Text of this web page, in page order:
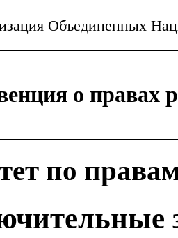
Объединенных
о правах
по